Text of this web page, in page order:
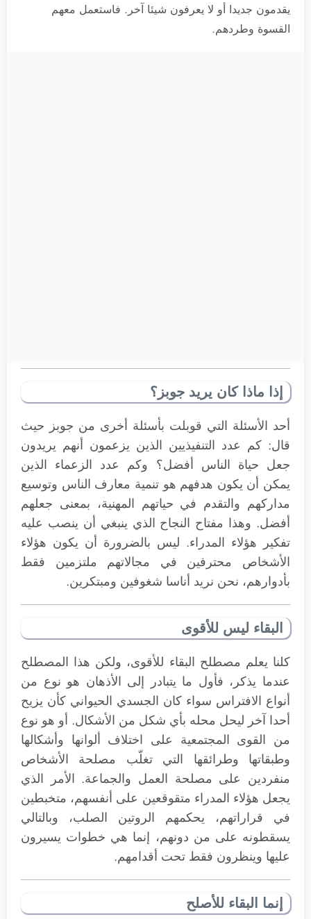
يقدمون جديدا أو لا يعرفون شيئا آخر. فاستعمل معهم
القسوة وطردهم.
إذا ماذا كان يريد جوبز؟
أحد الأسئلة التي قوبلت بأسئلة أخرى من جوبز حيث
قال: كم عدد التنفيذيين الذين يزعمون أنهم يريدون
جعل حياة الناس أفضل؟ وكم عدد الزعماء الذين
يمكن أن يكون هدفهم هو تنمية معارف الناس وتوسيع
مداركهم والتقدم في حياتهم المهنية، بمعنى جعلهم
أفضل. وهذا مفتاح النجاح الذي ينبغي أن ينصب عليه
تفكير هؤلاء المدراء. ليس بالضرورة أن يكون هؤلاء
الأشخاص محترفين في مجالاتهم ملتزمين فقط
بأدوارهم، نحن نريد أناسا شغوفين ومبتكرين.
البقاء ليس للأقوى
كلنا يعلم مصطلح البقاء للأقوى، ولكن هذا المصطلح
عندما يذكر، فأول ما يتبادر إلى الأذهان هو نوع من
أنواع الافتراس سواء كان الجسدي الحيواني كأن يزيح
أحدا آخر ليحل محله بأي شكل من الأشكال. أو هو نوع
من القوى المجتمعية على اختلاف ألوانها وأشكالها
وطبقاتها وطرائقها التي تغلّب مصلحة الأشخاص
منفردين على مصلحة العمل والجماعة. الأمر الذي
يجعل هؤلاء المدراء متقوقعين على أنفسهم، متخبطين
في قراراتهم، يحكمهم الروتين الصلب، وبالتالي
يسقطونه على من دونهم، إنما هي خطوات يسيرون
عليها وينظرون فقط تحت أقدامهم.
إنما البقاء للأصلح